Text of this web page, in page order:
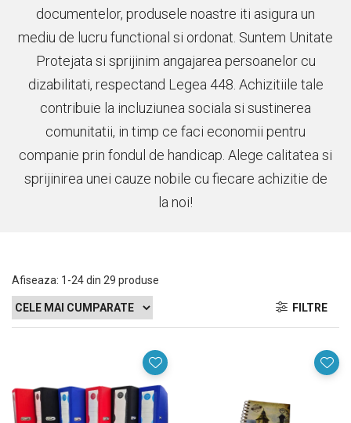
documentelor, produsele noastre iti asigura un
mediu de lucru functional si ordonat. Suntem Unitate
Protejata si sprijinim angajarea persoanelor cu
dizabilitati, respectand Legea 448. Achizitiile tale
contribuie la incluziunea sociala si sustinerea
comunitatii, in timp ce faci economii pentru
companie prin fondul de handicap. Alege calitatea si
sprijinirea unei cauze nobile cu fiecare achizitie de
la noi!
Afiseaza: 1-24din 29 produse
FILTRE